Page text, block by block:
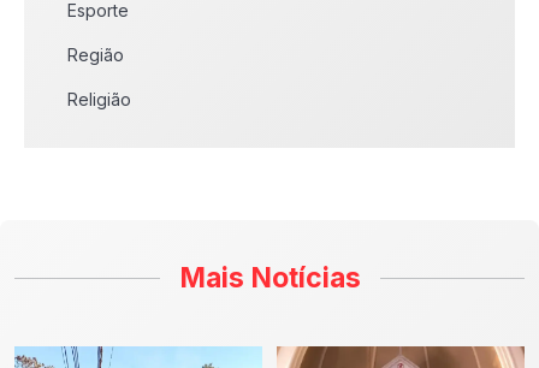
Esporte
Região
Religião
Mais Notícias